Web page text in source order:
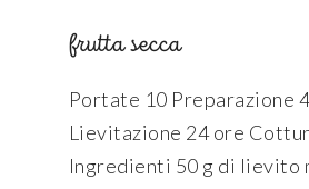
frutta secca
Portate 10 Preparazione
Lievitazione 24 ore
Ingredienti 50 g di lievito